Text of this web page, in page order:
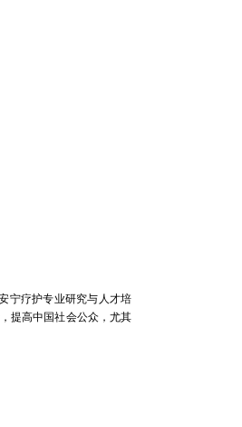
宁疗护专业研究与人才培
提高中国社会公众，尤其